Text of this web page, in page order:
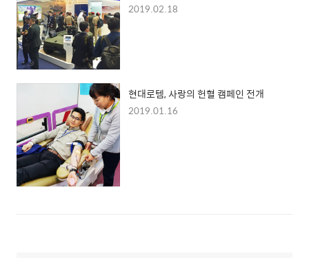
2019.02.18
현대로템, 사랑의 헌혈 캠페인 전개
2019.01.16